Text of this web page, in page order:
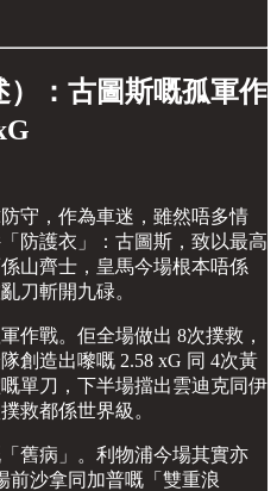
：古圖斯嘅孤軍作
守，作為車迷，雖然唔多情
防護衣」：古圖斯，致以最高
山齊士，皇馬今場根本唔係
刀斬開九碌。
作戰。佢全場做出 8次撲救，
創造出嚟嘅 2.58 xG 同 4次黃
單刀，下半場擋出雲迪克同伊
救都係世界級。
舊病」。利物浦今場其實亦
前沙拿同加普嘅「雙重浪